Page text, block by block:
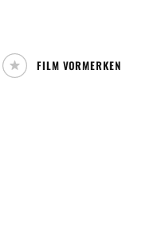
nicht nur die
auch ihre eigenen
FILM VORMERKEN